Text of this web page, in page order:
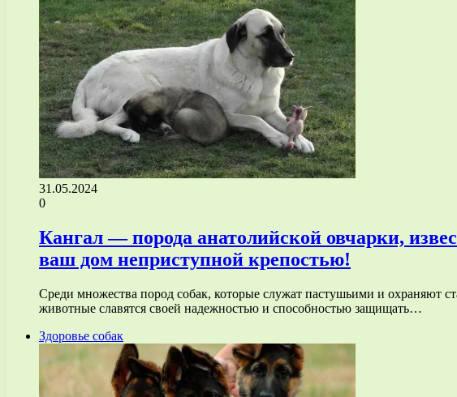
31.05.2024
0
Кангал — порода анатолийской овчарки,
ваш дом неприступной крепостью!
Среди множества пород собак, которые служат пастушьими и охраняют
животные славятся своей надежностью и способностью защищать…
Здоровье собак